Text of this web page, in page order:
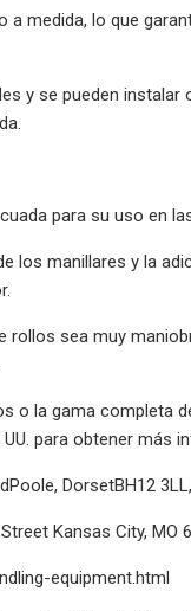
medida, lo que
y se pueden
para su uso en
los manillares y la
sea muy
la gama completa
para obtener más
DorsetBH12
Kansas City,
equipment.html